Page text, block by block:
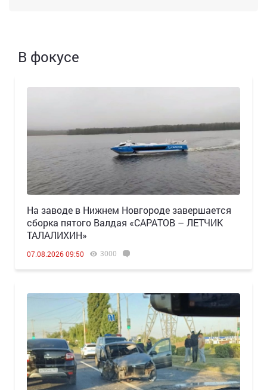
В фокусе
Н️а заводе в Нижнем Новгороде завершается
сборка пятого Валдая «САРАТОВ – ЛЕТЧИК
ТАЛАЛИХИН»
07.08.2026 09:50 3000